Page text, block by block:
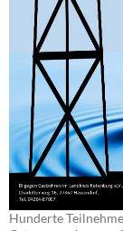
Hunderte